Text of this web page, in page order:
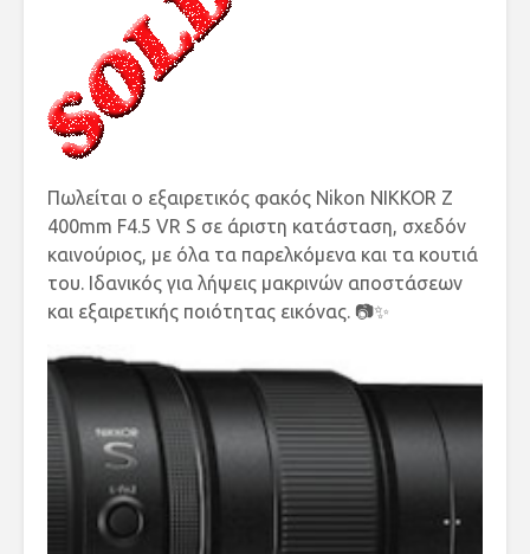
Πωλείται ο εξαιρετικός φακός Nikon NIKKOR Z
400mm F4.5 VR S σε άριστη κατάσταση, σχεδόν
καινούριος, με όλα τα παρελκόμενα και τα κουτιά
του. Ιδανικός για λήψεις μακρινών αποστάσεων
και εξαιρετικής ποιότητας εικόνας. 📷✨